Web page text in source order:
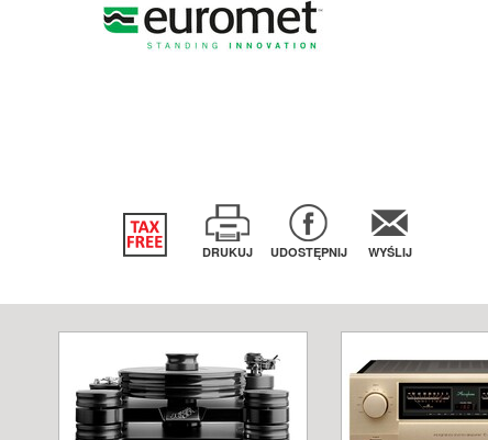
DRUKUJ UDOSTĘPNIJ WYŚLIJ